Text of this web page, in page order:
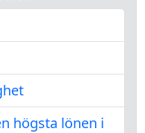
högsta lönen i